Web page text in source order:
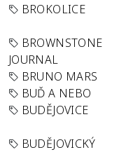
BROKOLICE
BROWNSTONE
JOURNAL
BRUNO MARS
BUĎ A NEBO
BUDĚJOVICE
BUDĚJOVICKÝ